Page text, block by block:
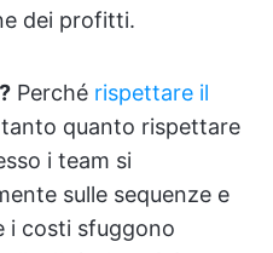
dei profitti.
Perché rispettare il
quanto rispettare
i team si
sulle sequenze e
i costi sfuggono